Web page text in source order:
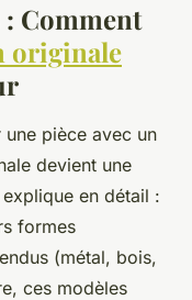
Comment
originale
une pièce avec un
devient une
en détail :
formes
(métal, bois,
ces modèles